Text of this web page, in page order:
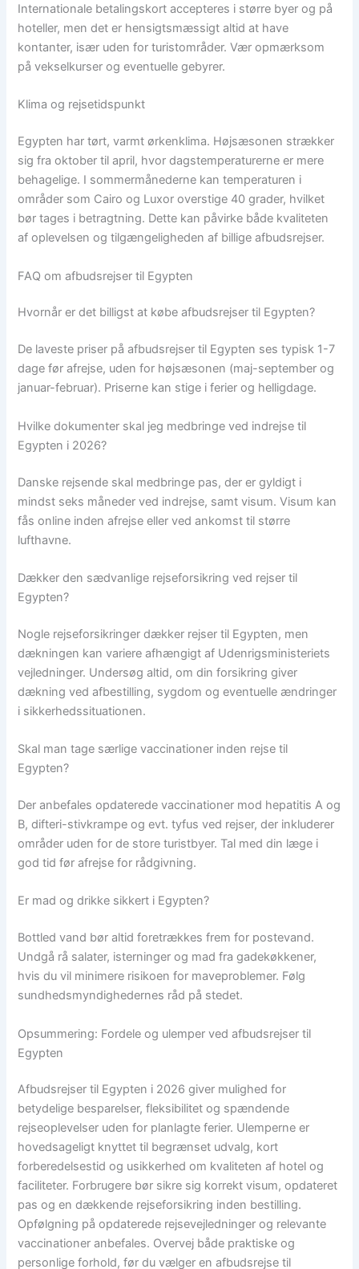
Internationale betalingskort accepteres i større byer og på
hoteller, men det er hensigtsmæssigt altid at have
kontanter, især uden for turistområder. Vær opmærksom
på vekselkurser og eventuelle gebyrer.
Klima og rejsetidspunkt
Egypten har tørt, varmt ørkenklima. Højsæsonen strækker
sig fra oktober til april, hvor dagstemperaturerne er mere
behagelige. I sommermånederne kan temperaturen i
områder som Cairo og Luxor overstige 40 grader, hvilket
bør tages i betragtning. Dette kan påvirke både kvaliteten
af oplevelsen og tilgængeligheden af billige afbudsrejser.
FAQ om afbudsrejser til Egypten
Hvornår er det billigst at købe afbudsrejser til Egypten?
De laveste priser på afbudsrejser til Egypten ses typisk 1-7
dage før afrejse, uden for højsæsonen (maj-september og
januar-februar). Priserne kan stige i ferier og helligdage.
Hvilke dokumenter skal jeg medbringe ved indrejse til
Egypten i 2026?
Danske rejsende skal medbringe pas, der er gyldigt i
mindst seks måneder ved indrejse, samt visum. Visum kan
fås online inden afrejse eller ved ankomst til større
lufthavne.
Dækker den sædvanlige rejseforsikring ved rejser til
Egypten?
Nogle rejseforsikringer dækker rejser til Egypten, men
dækningen kan variere afhængigt af Udenrigsministeriets
vejledninger. Undersøg altid, om din forsikring giver
dækning ved afbestilling, sygdom og eventuelle ændringer
i sikkerhedssituationen.
Skal man tage særlige vaccinationer inden rejse til
Egypten?
Der anbefales opdaterede vaccinationer mod hepatitis A og
B, difteri-stivkrampe og evt. tyfus ved rejser, der inkluderer
områder uden for de store turistbyer. Tal med din læge i
god tid før afrejse for rådgivning.
Er mad og drikke sikkert i Egypten?
Bottled vand bør altid foretrækkes frem for postevand.
Undgå rå salater, isterninger og mad fra gadekøkkener,
hvis du vil minimere risikoen for maveproblemer. Følg
sundhedsmyndighedernes råd på stedet.
Opsummering: Fordele og ulemper ved afbudsrejser til
Egypten
Afbudsrejser til Egypten i 2026 giver mulighed for
betydelige besparelser, fleksibilitet og spændende
rejseoplevelser uden for planlagte ferier. Ulemperne er
hovedsageligt knyttet til begrænset udvalg, kort
forberedelsestid og usikkerhed om kvaliteten af hotel og
faciliteter. Forbrugere bør sikre sig korrekt visum, opdateret
pas og en dækkende rejseforsikring inden bestilling.
Opfølgning på opdaterede rejsevejledninger og relevante
vaccinationer anbefales. Overvej både praktiske og
personlige forhold, før du vælger en afbudsrejse til